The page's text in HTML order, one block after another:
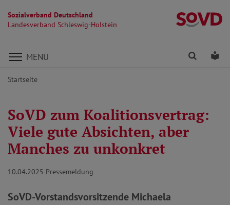
Sozialverband Deutschland
Landesverband Schleswig-Holstein
Direkt zu den Inhalten springen
MENÜ Finden
Startseite
SoVD zum Koalitionsvertrag:
Viele gute Absichten, aber
Manches zu unkonkret
10.04.2025 Pressemeldung
SoVD-Vorstandsvorsitzende Michaela